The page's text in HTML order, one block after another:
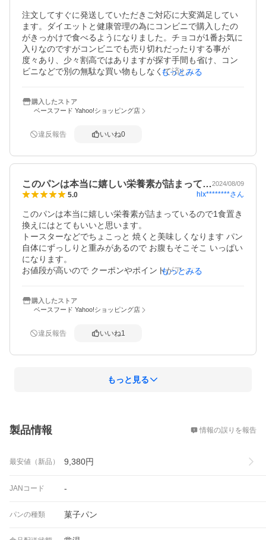
注文してすぐに発送していただきご対応に大変満足してい
ます。ダイエットと健康管理の為にコンビニで購入したの
がきっかけで食べるようになりました。チョコが1番お気に
入りなのですがコンビニでも売り切れだったりする事が
度々あり、少々割高ではありますが探す手間も省け、コン
ビニなどで別の無駄な買い物もしなくて済むので。また無
もっとみる
購入したストア
ベースフード Yahoo!ショッピング店
違反報告 いいね0
このパンは本当に嬉しい栄養素が詰まって…2024/08/09
5.0 hlx********さん
このパンは本当に嬉しい栄養素が詰まっているので1食置き
換えにはとてもいいと思います。
トースターなどでちょこっと 焼くと美味しくなります パン
自体にずっしりと重みがあるので お腹もそこそこ いっぱい
になります。
お値段が高いので クーポンやポイントがアップする時では
もっとみる
購入したストア
ベースフード Yahoo!ショッピング店
違反報告 いいね1
もっと見る
製品情報 情報の誤りを報告
最安値（新品） 9,380円
JANコード -
パンの種類 菓子パン